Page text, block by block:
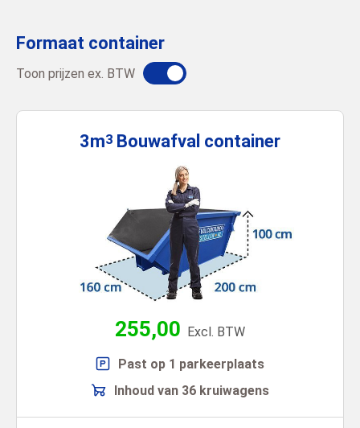
Formaat container
Toon prijzen ex. BTW
3m3 Bouwafval container
255,00 Excl. BTW
Past op 1 parkeerplaats
Inhoud van 36 kruiwagens